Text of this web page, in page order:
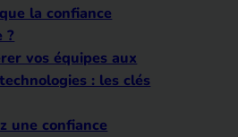
la confiance
?
vos équipes aux
: les clés
une confiance